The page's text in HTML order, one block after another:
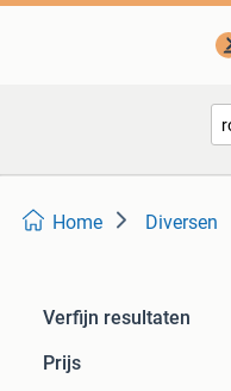
Home Diversen
Verfijn resultaten
Prijs